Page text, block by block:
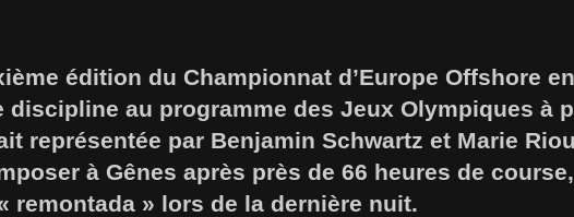
édition du Championnat d’Europe Offshore
discipline au programme des Jeux Olympiques à
représentée par Benjamin Schwartz et Marie
à Gênes après près de 66 heures de
remontada » lors de la dernière nuit.